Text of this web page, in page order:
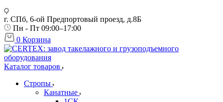
г. СПб, 6-ой Предпортовый проезд, д.8Б
Пн - Пт 09:00–17:00
0 Корзина
Каталог товаров
Стропы
Канатные